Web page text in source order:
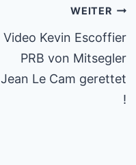
WEITER
Video Kevin Escoffier
PRB von Mitsegler
Jean Le Cam gerettet
!